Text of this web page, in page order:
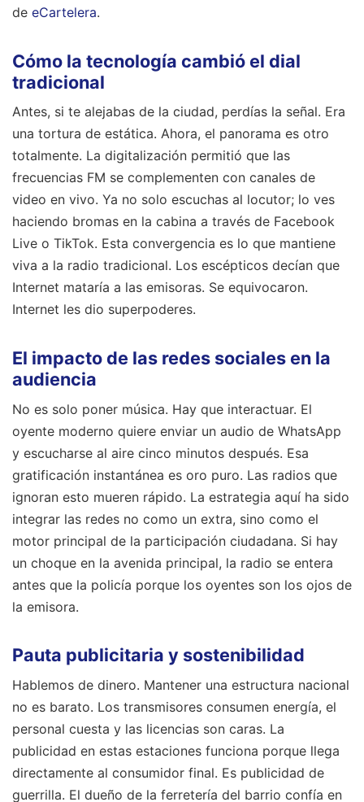
de eCartelera.
Cómo la tecnología cambió el dial
tradicional
Antes, si te alejabas de la ciudad, perdías la señal. Era
una tortura de estática. Ahora, el panorama es otro
totalmente. La digitalización permitió que las
frecuencias FM se complementen con canales de
video en vivo. Ya no solo escuchas al locutor; lo ves
haciendo bromas en la cabina a través de Facebook
Live o TikTok. Esta convergencia es lo que mantiene
viva a la radio tradicional. Los escépticos decían que
Internet mataría a las emisoras. Se equivocaron.
Internet les dio superpoderes.
El impacto de las redes sociales en la
audiencia
No es solo poner música. Hay que interactuar. El
oyente moderno quiere enviar un audio de WhatsApp
y escucharse al aire cinco minutos después. Esa
gratificación instantánea es oro puro. Las radios que
ignoran esto mueren rápido. La estrategia aquí ha sido
integrar las redes no como un extra, sino como el
motor principal de la participación ciudadana. Si hay
un choque en la avenida principal, la radio se entera
antes que la policía porque los oyentes son los ojos de
la emisora.
Pauta publicitaria y sostenibilidad
Hablemos de dinero. Mantener una estructura nacional
no es barato. Los transmisores consumen energía, el
personal cuesta y las licencias son caras. La
publicidad en estas estaciones funciona porque llega
directamente al consumidor final. Es publicidad de
guerrilla. El dueño de la ferretería del barrio confía en